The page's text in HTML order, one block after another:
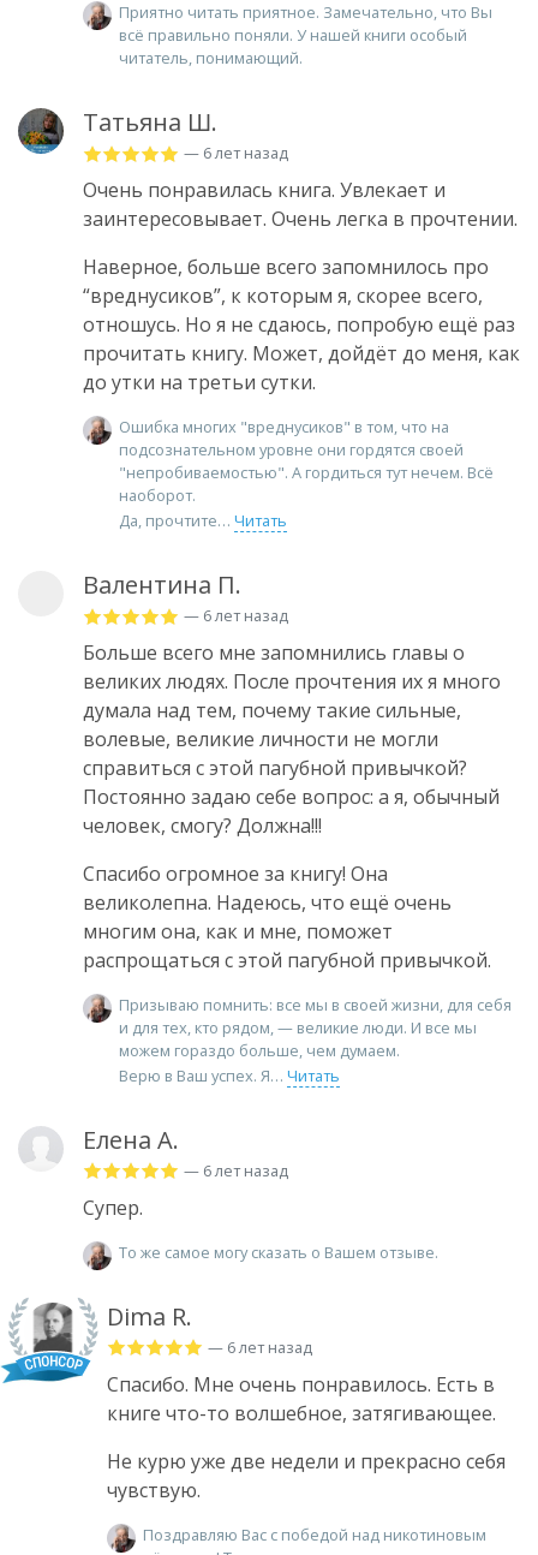
Приятно читать приятное. Замечательно, что Вы
всё правильно поняли. У нашей книги особый
читатель, понимающий.
Татьяна Ш.
— 6 лет назад
Очень понравилась книга. Увлекает и
заинтересовывает. Очень легка в прочтении.
Наверное, больше всего запомнилось про
“вреднусиков”, к которым я, скорее всего,
отношусь. Но я не сдаюсь, попробую ещё раз
прочитать книгу. Может, дойдёт до меня, как
до утки на третьи сутки.
Ошибка многих "вреднусиков" в том, что на
подсознательном уровне они гордятся своей
"непробиваемостью". А гордиться тут нечем. Всё
наоборот.
Да, прочтите
Читать
Валентина П.
— 6 лет назад
Больше всего мне запомнились главы о
великих людях. После прочтения их я много
думала над тем, почему такие сильные,
волевые, великие личности не могли
справиться с этой пагубной привычкой?
Постоянно задаю себе вопрос: а я, обычный
человек, смогу? Должна!!!
Спасибо огромное за книгу! Она
великолепна. Надеюсь, что ещё очень
многим она, как и мне, поможет
распрощаться с этой пагубной привычкой.
Призываю помнить: все мы в своей жизни, для себя
и для тех, кто рядом, — великие люди. И все мы
можем гораздо больше, чем думаем.
Верю в Ваш успех. Я
Читать
Елена А.
— 6 лет назад
Супер.
То же самое могу сказать о Вашем отзыве.
Dima R.
— 6 лет назад
Спасибо. Мне очень понравилось. Есть в
книге что-то волшебное, затягивающее.
Не курю уже две недели и прекрасно себя
чувствую.
Поздравляю Вас с победой над никотиновым